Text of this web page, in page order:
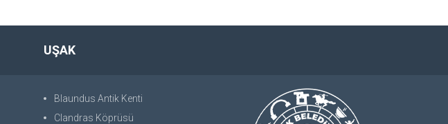
UŞAK
Blaundus Antik Kenti
Clandras Köprüsü